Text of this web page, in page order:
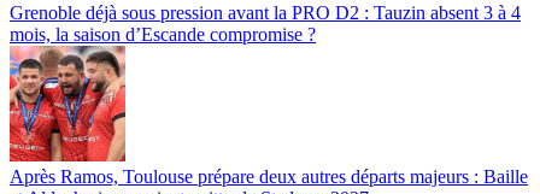
Grenoble déjà sous pression avant la PRO D2 : Tauzin absent 3 à 4
mois, la saison d’Escande compromise ?
Après Ramos, Toulouse prépare deux autres départs majeurs : Baille